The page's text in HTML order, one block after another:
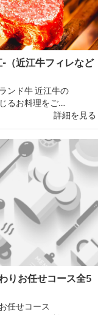
-（近江牛フィレなど
ンド牛近江牛の
るお料理をご
詳細を見る
りお任せコース全5
お任せコース